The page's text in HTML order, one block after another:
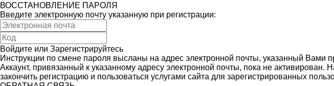
ВОССТАНОВЛЕНИЕ ПАРОЛЯ
Введите электронную почту указанную при регистрации:
Войдите или Зарегистрируйтесь
Инструкции по смене пароля высланы на адрес электронной почты, указанный Вами
Аккаунт, привязанный к указанному адресу электронной почты, пока не
закончить регистрацию и пользоваться услугами сайта для зарегистрированных